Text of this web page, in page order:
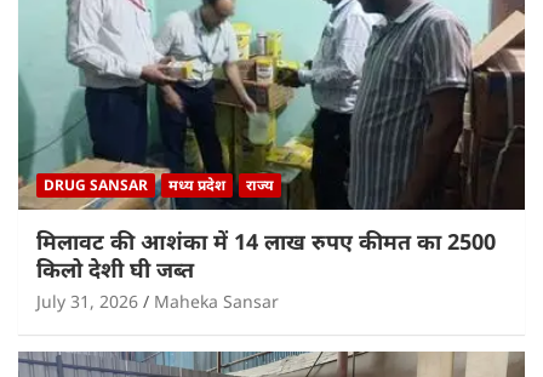
DRUG SANSAR मध्य प्रदेश राज्य
मिलावट की आशंका में 14 लाख रुपए कीमत का 2500
किलो देशी घी जब्त
July 31, 2026 Maheka Sansar